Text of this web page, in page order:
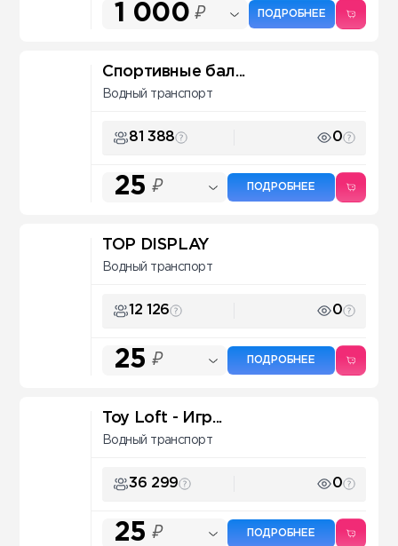
1 000 ₽ ПОДРОБНЕЕ
Спортивные бал...
Водный транспорт
81 388 0
25 ₽ ПОДРОБНЕЕ
TOP DISPLAY
Водный транспорт
12 126 0
25 ₽ ПОДРОБНЕЕ
Toy Loft - Игр...
Водный транспорт
36 299 0
25 ₽ ПОДРОБНЕЕ